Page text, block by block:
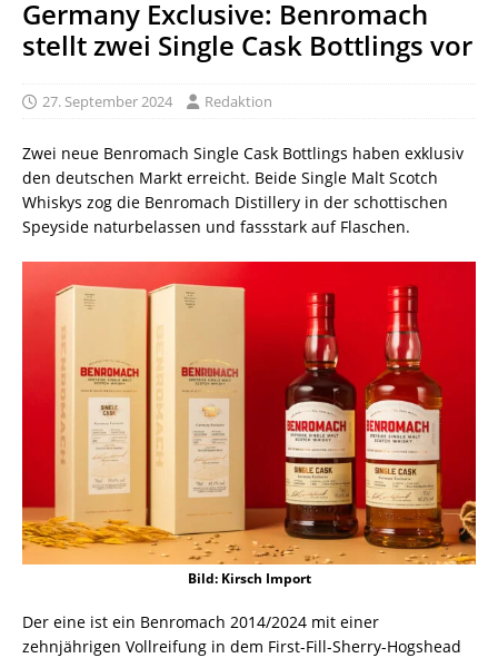
Germany Exclusive: Benromach
stellt zwei Single Cask Bottlings vor
27. September 2024 Redaktion
Zwei neue Benromach Single Cask Bottlings haben exklusiv
den deutschen Markt erreicht. Beide Single Malt Scotch
Whiskys zog die Benromach Distillery in der schottischen
Speyside naturbelassen und fassstark auf Flaschen.
Bild: Kirsch Import
Der eine ist ein Benromach 2014/2024 mit einer
zehnjährigen Vollreifung in dem First-Fill-Sherry-Hogshead